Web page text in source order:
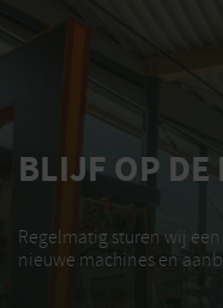
BLIJF OP DE
Regelmatig sturen wij
nieuwe machines en